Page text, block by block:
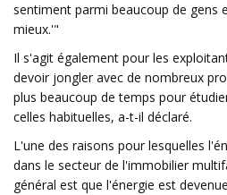
sentiment parmi beaucoup de gens
mieux.'"
Il s'agit également pour les
devoir jongler avec de nombreux
plus beaucoup de temps pour
celles habituelles, a-t-il déclaré.
L'une des raisons pour lesquelles
dans le secteur de l'immobilier
général est que l'énergie est